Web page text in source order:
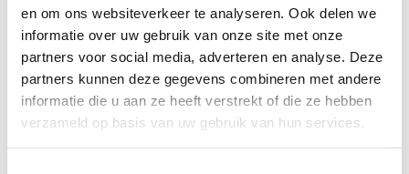
en om ons websiteverkeer te analyseren. Ook delen we
informatie over uw gebruik van onze site met onze
partners voor social media, adverteren en analyse. Deze
partners kunnen deze gegevens combineren met andere
informatie die u aan ze heeft verstrekt of die ze hebben
verzameld op basis van uw gebruik van hun services.
Tips:
je kan geen twee kinderen tegelijk inschrijven.
Daarvoor moet je de hele flow opnieuw doorlopen
vanaf de keuze van het kamp.
Heb je een verkeerd kamp gekozen en wil je terug?